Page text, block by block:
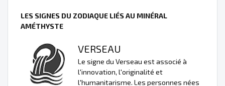
LES SIGNES DU ZODIAQUE LIÉS AU MINÉRAL
AMÉTHYSTE
VERSEAU
Le signe du Verseau est associé à
l'innovation, l'originalité et
l'humanitarisme. Les personnes nées